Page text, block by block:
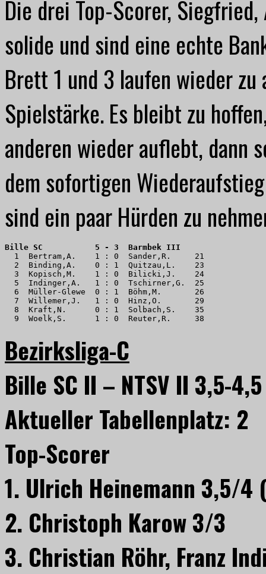
Die drei Top-Scorer,
solide und sind eine echte
Brett 1 und 3 laufen wieder
Spielstärke. Es bleibt zu
anderen wieder auflebt, dann
dem sofortigen
sind ein paar Hürden zu
Bille SC           5 - 3  Barmbek III
  1  Bertram,A.    1 : 0  Sander,R.     21
  2  Binding,A.    0 : 1  Quitzau,L.    23
  3  Kopisch,M.    1 : 0  Bilicki,J.    24
  5  Indinger,A.   1 : 0  Tschirner,G.  25
  6  Müller-Glewe  0 : 1  Böhm,M.       26
  7  Willemer,J.   1 : 0  Hinz,O.       29
  8  Kraft,N.      0 : 1  Solbach,S.    35
  9  Woelk,S.      1 : 0  Reuter,R.     38
Bezirksliga-C
Bille SC II – NTSV II 3,5-4,5
Aktueller Tabellenplatz: 2
Top-Scorer
1. Ulrich Heinemann 3,5/4
2. Christoph Karow 3/3
3. Christian Röhr, Franz